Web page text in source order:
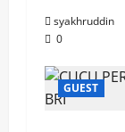
syakhruddin
0
GUEST